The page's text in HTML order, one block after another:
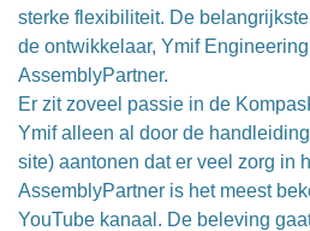
sterke flexibiliteit. De
de ontwikkelaar, Ymif
AssemblyPartner.
Er zit zoveel passie in de
Ymif alleen al door de
site) aantonen dat er veel zorg in
AssemblyPartner is het meest
YouTube kanaal. De beleving